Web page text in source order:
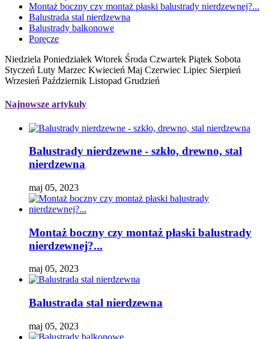
Montaż boczny czy montaż płaski balustrady nierdzewnej?...
Balustrada stal nierdzewna
Balustrady balkonowe
Poręcze
Niedziela Poniedziałek Wtorek Środa Czwartek Piątek Sobota
Styczeń Luty Marzec Kwiecień Maj Czerwiec Lipiec Sierpień
Wrzesień Październik Listopad Grudzień
Najnowsze artykuły
Balustrady nierdzewne - szkło, drewno, stal
nierdzewna
maj 05, 2023
Montaż boczny czy montaż płaski balustrady
nierdzewnej?...
maj 05, 2023
Balustrada stal nierdzewna
maj 05, 2023